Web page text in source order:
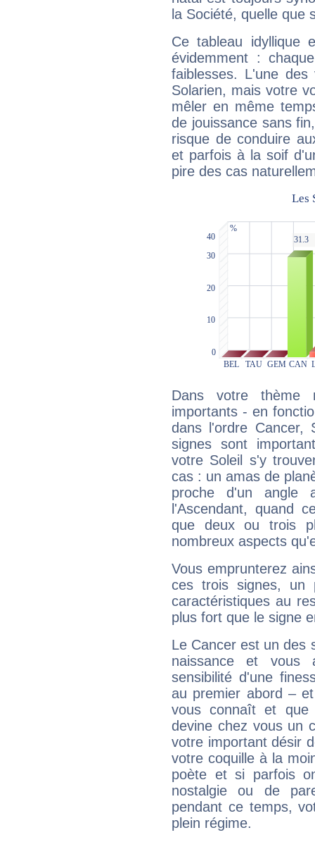
la Société, quelle que
Ce tableau idyllique
évidemment :
faiblesses. L'une
Solarien, mais votre
mêler en même
de jouissance sans
risque de conduire
et parfois à la soif
pire des cas
Dans votre thème
importants - en
dans l'ordre Cancer,
signes sont
votre Soleil s'y
cas : un amas de
proche d'un
l'Ascendant, quand
que deux ou trois
nombreux aspects
Vous emprunterez
ces trois signes, un
caractéristiques au
plus fort que le signe
Le Cancer est un des
naissance et vous
sensibilité d'une
au premier abord –
vous connaît et
devine chez vous un
votre important désir
votre coquille à la
poète et si parfois
nostalgie ou de
pendant ce temps,
plein régime.